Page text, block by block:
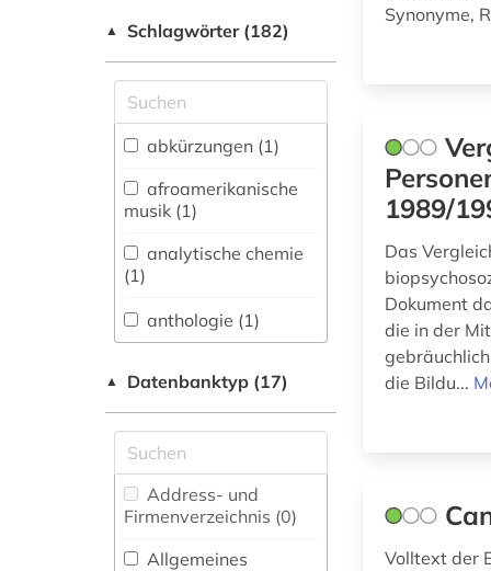
fachübergreifende
Allgemeine und
vergleichende Sprach-
und
Literaturwissenschaft.
Indogermanistik.
Außereuropäische
Literaturen (8)
Amerikanistik (3)
Vermessungswesen (0)
Biologie,
Biotechnologie (9)
Buch- und
▲ Schlagwörter (182)
abkürzungen (1)
afroamerikanische
musik (1)
analytische chemie
(1)
anthologie (1)
ökosystem (1)
arbeiterbewegung
(1)
arbeitsrecht (1)
▲ Datenbanktyp (17)
Address- und
Firmenverzeichnis (0)
Allgemeines
Synonyme,
1989/
Das
Dokument
die in der
die Bildu...
Volltext der